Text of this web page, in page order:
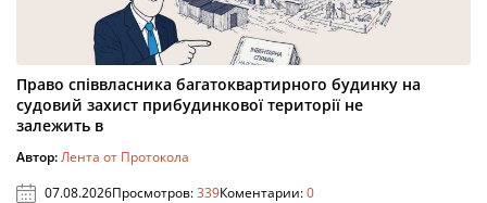
Право співвласника багатоквартирного будинку на
судовий захист прибудинкової території не
залежить в
Автор:Лента от Протокола
07.08.2026Просмотров:339Коментарии:0